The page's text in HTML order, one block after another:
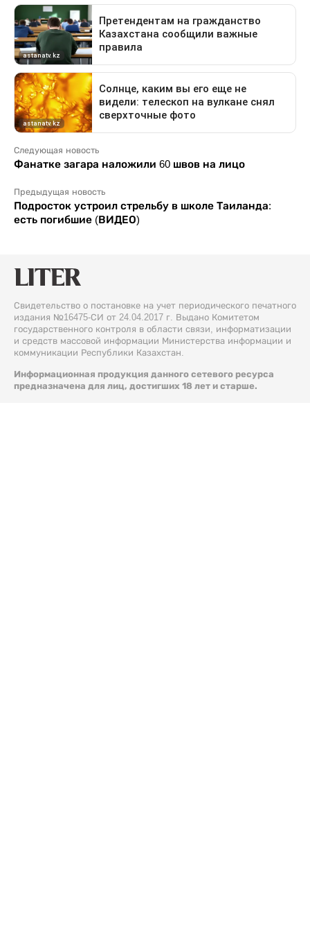
Следующая новость
Фанатке загара наложили 60 швов на лицо
Предыдущая новость
Подросток устроил стрельбу в школе Таиланда:
есть погибшие (ВИДЕО)
Свидетельство о постановке на учет периодического печатного
издания №16475-СИ от 24.04.2017 г. Выдано Комитетом
государственного контроля в области связи, информатизации
и средств массовой информации Министерства информации и
коммуникации Республики Казахстан.
Информационная продукция данного сетевого ресурса
предназначена для лиц, достигших 18 лет и старше.